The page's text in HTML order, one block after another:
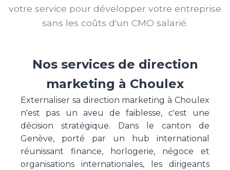
votre service pour développer votre entreprise
sans les coûts d'un CMO salarié.
Nos services de direction
marketing à Choulex
Externaliser sa direction marketing à Choulex
n'est pas un aveu de faiblesse, c'est une
décision stratégique. Dans le canton de
Genève, porté par un hub international
réunissant finance, horlogerie, négoce et
organisations internationales, les dirigeants